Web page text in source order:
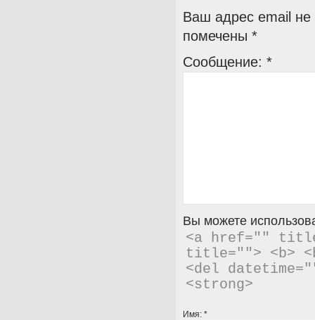
Ваш адрес email не
помечены *
Сообщение: *
Вы можете
<a href=""
title=""> <b>
<del
<strong>
Имя: *